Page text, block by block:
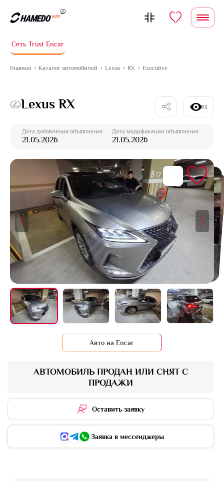
Сеть Trust Encar
Главная Каталог автомобилей Lexus RX Executive
Lexus RX 13
Дата добавления объявления
21.05.2026
Дата модификации объявления
21.05.2026
АВТОМОБИЛЬ ПРОДАН ИЛИ СНЯТ С
ПРОДАЖИ
Оставить заявку
Заявка в мессенджеры
Авто на Encar